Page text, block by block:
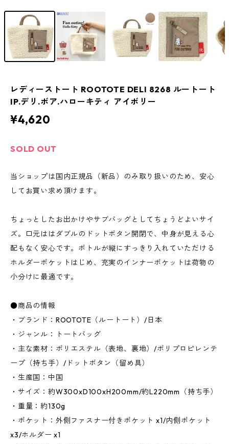
レディーストート ROOTOTE DELI 8268 ルートート
IP.デリ.ボア.ハローキティ アイボリー
¥4,620
SOLD OUT
当ショップは国内正規品（新品）のみ取り扱いのため、安心
してお買い求め頂けます。
ちょっとしたお出かけやサブバッグとしてちょうどよいサイ
ズ。口元ははダブルのドットボタン開閉で、中身が見える心
配もなく安心です。ボトルが縦にすっきり入れていただける
ホルダーポケットはじめ、充実のインナーポケットは荷物の
小分けに最適です。
●商品の情報
・ブランド：ROOTOTE（ルートート）/日本
・ジャンル：トートバッグ
・主な素材：ポリエステル（表地、裏地）/ポリプロピレンテ
ープ（持ち手）/ドットボタン（留め具）
・生産国：中国
・サイズ：約W300xD100xH200mm/約L220mm（持ち手）
・重量：約130g
・ポケット：外側ファスナー付きポケット x1/内側ポケット
x3/ホルダー x1